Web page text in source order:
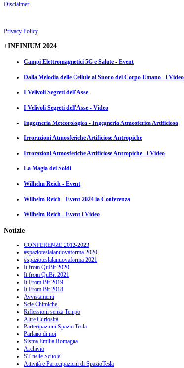
Disclaimer
Privacy Policy
+INFINIUM 2024
Campi Elettromagnetici 5G e Salute - Event
Dalla Melodia delle Cellule al Suono del Corpo Umano - i Video
I Velivoli Segreti dell'Asse
I Velivoli Segreti dell'Asse - Video
Ingegneria Meteorologica - Ingegneria Atmosferica Artificiosa
Irrorazioni Atmosferiche Artificiose Antropiche
Irrorazioni Atmosferiche Artificiose Antropiche - i Video
La Magia dei Soldi
Wilhelm Reich - Event
Wilhelm Reich - Event 2024 la Conferenza
Wilhelm Reich - Event i Video
Notizie
CONFERENZE 2012-2023
#spazioteslalanuovaforma 2020
#spazioteslalanuovaforma 2021
It from QuBit 2020
It from QuBit 2021
It From Bit 2019
It From Bit 2018
Avvistamenti
Scie Chimiche
Riflessioni senza Tempo
Altre Curiosità
Partecipazioni Spazio Tesla
Parlano di noi
Sisma Emilia Romagna
Archivio
ST nelle Scuole
Attività e Partecipazioni di SpazioTesla